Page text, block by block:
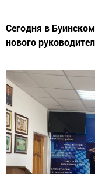
Сегодня в
нового